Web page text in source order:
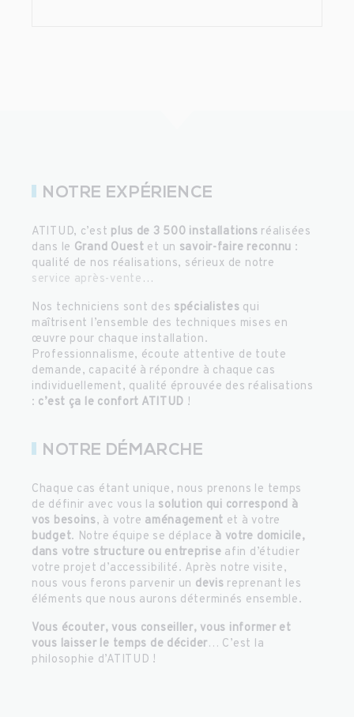
NOTRE EXPÉRIENCE
ATITUD, c’est plus de 3 500 installations réalisées
dans le Grand Ouest et un savoir-faire reconnu :
qualité de nos réalisations, sérieux de notre
service après-vente …
Nos techniciens sont des spécialistes qui
maîtrisent l’ensemble des techniques mises en
œuvre pour chaque installation.
Professionnalisme, écoute attentive de toute
demande, capacité à répondre à chaque cas
individuellement, qualité éprouvée des réalisations
: c’est ça le confort ATITUD !
NOTRE DÉMARCHE
Chaque cas étant unique, nous prenons le temps
de définir avec vous la solution qui correspond à
vos besoins, à votre aménagement et à votre
budget. Notre équipe se déplace à votre domicile,
dans votre structure ou entreprise afin d’étudier
votre projet d’accessibilité. Après notre visite,
nous vous ferons parvenir un devis reprenant les
éléments que nous aurons déterminés ensemble.
Vous écouter, vous conseiller, vous informer et
vous laisser le temps de décider… C’est la
philosophie d’ATITUD !